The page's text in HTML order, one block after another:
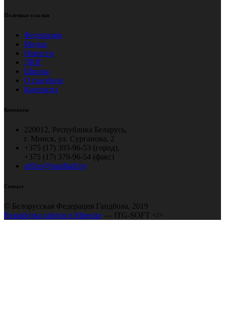
Полезные ссылки
Федерация
Медиа
Новости
ДЮГ
Школы
О гандболе
Контакты
Контакты
220012, Республика Беларусь,
г. Минск, ул. Сурганова, 2
+375 (17) 393-96-53 (город),
+375 (17) 379-96-54 (факс)
office@handball.by
Contact
© Белорусская Федерация Гандбола, 2019
Разработка сайтов в Минске — ITG-SOFT </>